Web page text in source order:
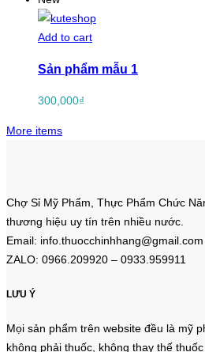
Add to cart
Sản phẩm mẫu 1
300,000₫
More items
Chợ Sỉ Mỹ Phẩm, Thực Phẩm Chức
thương hiệu uy tín trên nhiều nước.
Email: info.thuocchinhhang@gmail.com
ZALO: 0966.209920 – 0933.959911
LƯU Ý
Mọi sản phẩm trên website đều là mỹ
không phải thuốc, không thay thế